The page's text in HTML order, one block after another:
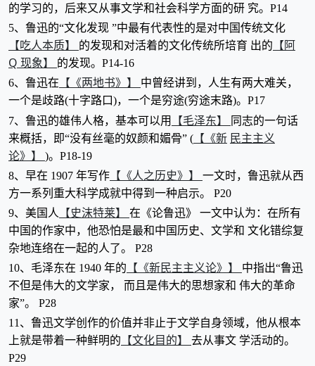
的学习的，后来又从事文学和社会科学方面的研 究。P14
5、鲁迅的“文化发现 ”中最有代表性的是对中国传统文化
【吃人本质】 的发现和对活着的文化传统所培育 出的
【阿
Q 现象】
的发现。P14-16
6、鲁迅在
【《两地书》】
中曾经讲到，人生有两大难关，
一个是歧路(十字路口)，一个是穷途(穷途末路)。P17
7、鲁迅的雄伟人格，基本可以用
【毛泽东】
同志的一句话
来概括，即“没有丝毫的奴颜和媚骨” ( 【《新 民主主义
论》】
)。P18-19
8、早在 1907 年写作 【《人之历史》】
一文时，鲁迅就从西
方一系列重大科学成就中得到一种启示。 P20
9、美国人
【史沫特莱】
在《论鲁迅》 一文中认为：在所有
中国的作家中，他恐怕是最和中国历史、文学和 文化错综复
杂地连络在一起的人了。 P28
10、毛泽东在 1940 年的
【《新民主主义论》】
中指出“鲁迅
不但是伟大的文学家， 而且是伟大的思想家和 伟大的革命
家”。 P28
11、鲁迅文学创作的价值并非止于文学自身领域，他从根本
上就是带着一种鲜明的
【文化目的】
去从事文 学活动的。
P29